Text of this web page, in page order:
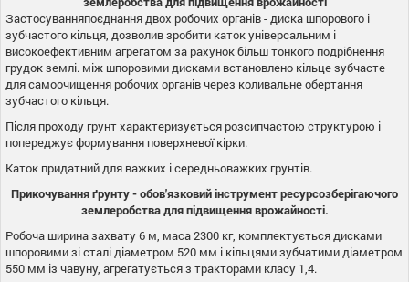
Застосуванняпоєднання двох робочих органів - диска шпорового і
зубчастого кільця, дозволив зробити каток універсальним і
високоефективним агрегатом за рахунок більш тонкого подрібнення
грудок землі. між шпоровими дисками встановлено кільце зубчасте
для самоочищення робочих органів через коливальне обертання
зубчастого кільця.
Після проходу грунт характеризується розсипчастою структурою і
попереджує формування поверхневої кірки.
Каток придатний для важких і середньоважких грунтів.
Прикочування ґрунту - обов'язковий інструмент ресурсозберігаючого
землеробства для підвищення врожайності.
Робоча ширина захвату 6 м, маса 2300 кг, комплектується дисками
шпоровими зі сталі діаметром 520 мм і кільцями зубчатими діаметром
550 мм із чавуну, агрегатується з тракторами класу 1,4.